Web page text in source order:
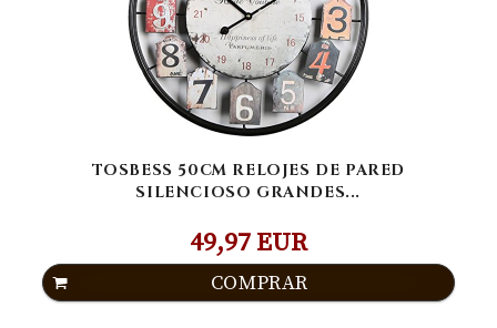
TOSBESS 50CM RELOJES DE PARED
SILENCIOSO GRANDES...
49,97 EUR
COMPRAR